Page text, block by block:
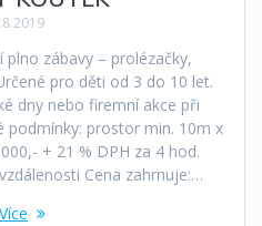
zábavy – prolézačky,
pro děti od 3 do 10 let.
dny nebo firemní akce při
podmínky: prostor min. 10m x
+ 21 % DPH za 4 hod.
Cena zahrnuje:…
Více